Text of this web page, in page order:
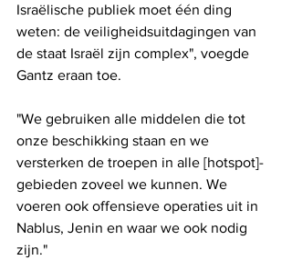
Israëlische publiek moet één ding
weten: de veiligheidsuitdagingen van
de staat Israël zijn complex", voegde
Gantz eraan toe.
"We gebruiken alle middelen die tot
onze beschikking staan ​​en we
versterken de troepen in alle [hotspot]-
gebieden zoveel we kunnen. We
voeren ook offensieve operaties uit in
Nablus, Jenin en waar we ook nodig
zijn."